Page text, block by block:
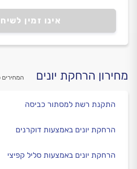
אינו זמין
מחירון הרחקת יונים המחירים
התקנת רשת למסתור כביסה
הרחקת יונים באמצעות דוקרנים
הרחקת יונים באמצעות סליל קפיצי